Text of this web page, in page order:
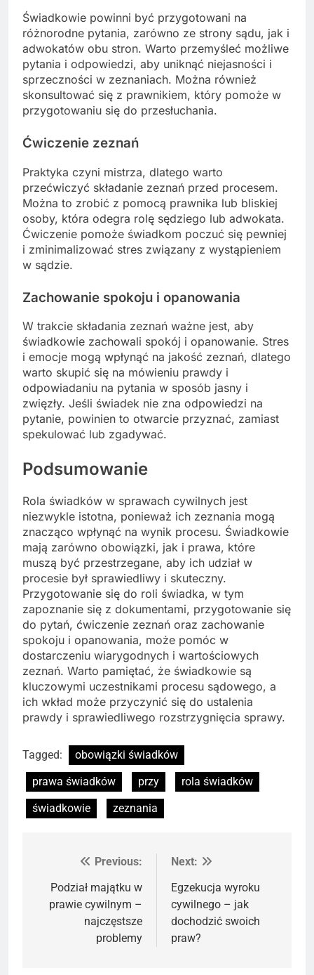
Świadkowie powinni być przygotowani na
różnorodne pytania, zarówno ze strony sądu, jak i
adwokatów obu stron. Warto przemyśleć możliwe
pytania i odpowiedzi, aby uniknąć niejasności i
sprzeczności w zeznaniach. Można również
skonsultować się z prawnikiem, który pomoże w
przygotowaniu się do przesłuchania.
Ćwiczenie zeznań
Praktyka czyni mistrza, dlatego warto
przećwiczyć składanie zeznań przed procesem.
Można to zrobić z pomocą prawnika lub bliskiej
osoby, która odegra rolę sędziego lub adwokata.
Ćwiczenie pomoże świadkom poczuć się pewniej
i zminimalizować stres związany z wystąpieniem
w sądzie.
Zachowanie spokoju i opanowania
W trakcie składania zeznań ważne jest, aby
świadkowie zachowali spokój i opanowanie. Stres
i emocje mogą wpłynąć na jakość zeznań, dlatego
warto skupić się na mówieniu prawdy i
odpowiadaniu na pytania w sposób jasny i
zwięzły. Jeśli świadek nie zna odpowiedzi na
pytanie, powinien to otwarcie przyznać, zamiast
spekulować lub zgadywać.
Podsumowanie
Rola świadków w sprawach cywilnych jest
niezwykle istotna, ponieważ ich zeznania mogą
znacząco wpłynąć na wynik procesu. Świadkowie
mają zarówno obowiązki, jak i prawa, które
muszą być przestrzegane, aby ich udział w
procesie był sprawiedliwy i skuteczny.
Przygotowanie się do roli świadka, w tym
zapoznanie się z dokumentami, przygotowanie się
do pytań, ćwiczenie zeznań oraz zachowanie
spokoju i opanowania, może pomóc w
dostarczeniu wiarygodnych i wartościowych
zeznań. Warto pamiętać, że świadkowie są
kluczowymi uczestnikami procesu sądowego, a
ich wkład może przyczynić się do ustalenia
prawdy i sprawiedliwego rozstrzygnięcia sprawy.
Tagged:
obowiązki świadków
prawa świadków
przy
rola świadków
świadkowie
zeznania
Nawigacja
wpisu
Previous:
Podział majątku w
prawie cywilnym –
najczęstsze
problemy
Next:
Egzekucja wyroku
cywilnego – jak
dochodzić swoich
praw?